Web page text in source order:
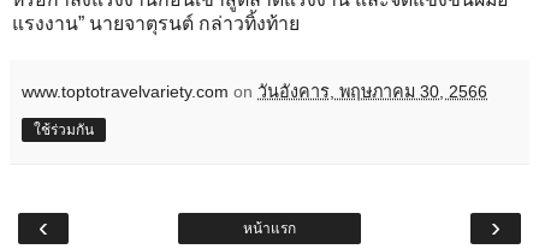
แรงงาน” นายจาตุรนต์ กล่าวทิ้งท้าย
www.toptotravelvariety.com on วันอังคาร, พฤษภาคม 30, 2566
ใช้ร่วมกัน
‹ ›
หน้าแรก